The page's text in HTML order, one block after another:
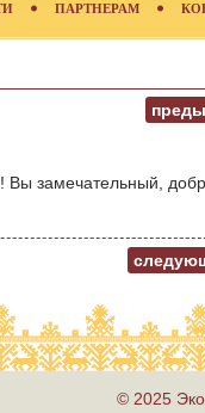
ПАРТНЕРАМ
Вы замечательный,
© 2025